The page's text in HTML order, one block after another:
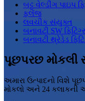
બટ્ટ વેલ્ડીંગ પાઇપ
ફ્લેંજ
લવચીક સંયુક્ત
બનાવટી SW
બનાવટી થ્રેડેડ
પૂછપરછ મોકલી
અમારા ઉત્પાદનો વિશે
મોકલો અને 24 કલાકની